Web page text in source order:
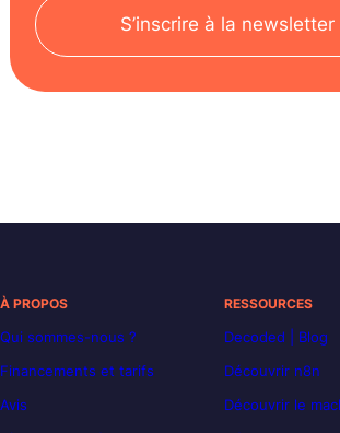
S’inscrire à la newsletter
À PROPOS
Qui sommes-nous ?
Financements et tarifs
Avis
RESSOURCES
Decoded | Blog
Découvrir n8n
Découvrir le